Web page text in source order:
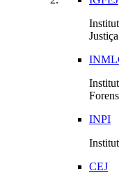
INPI
CEJ